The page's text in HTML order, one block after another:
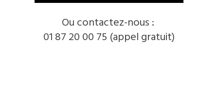
​Ou contactez-nous :
01 87 20 00 75 (appel gratuit)